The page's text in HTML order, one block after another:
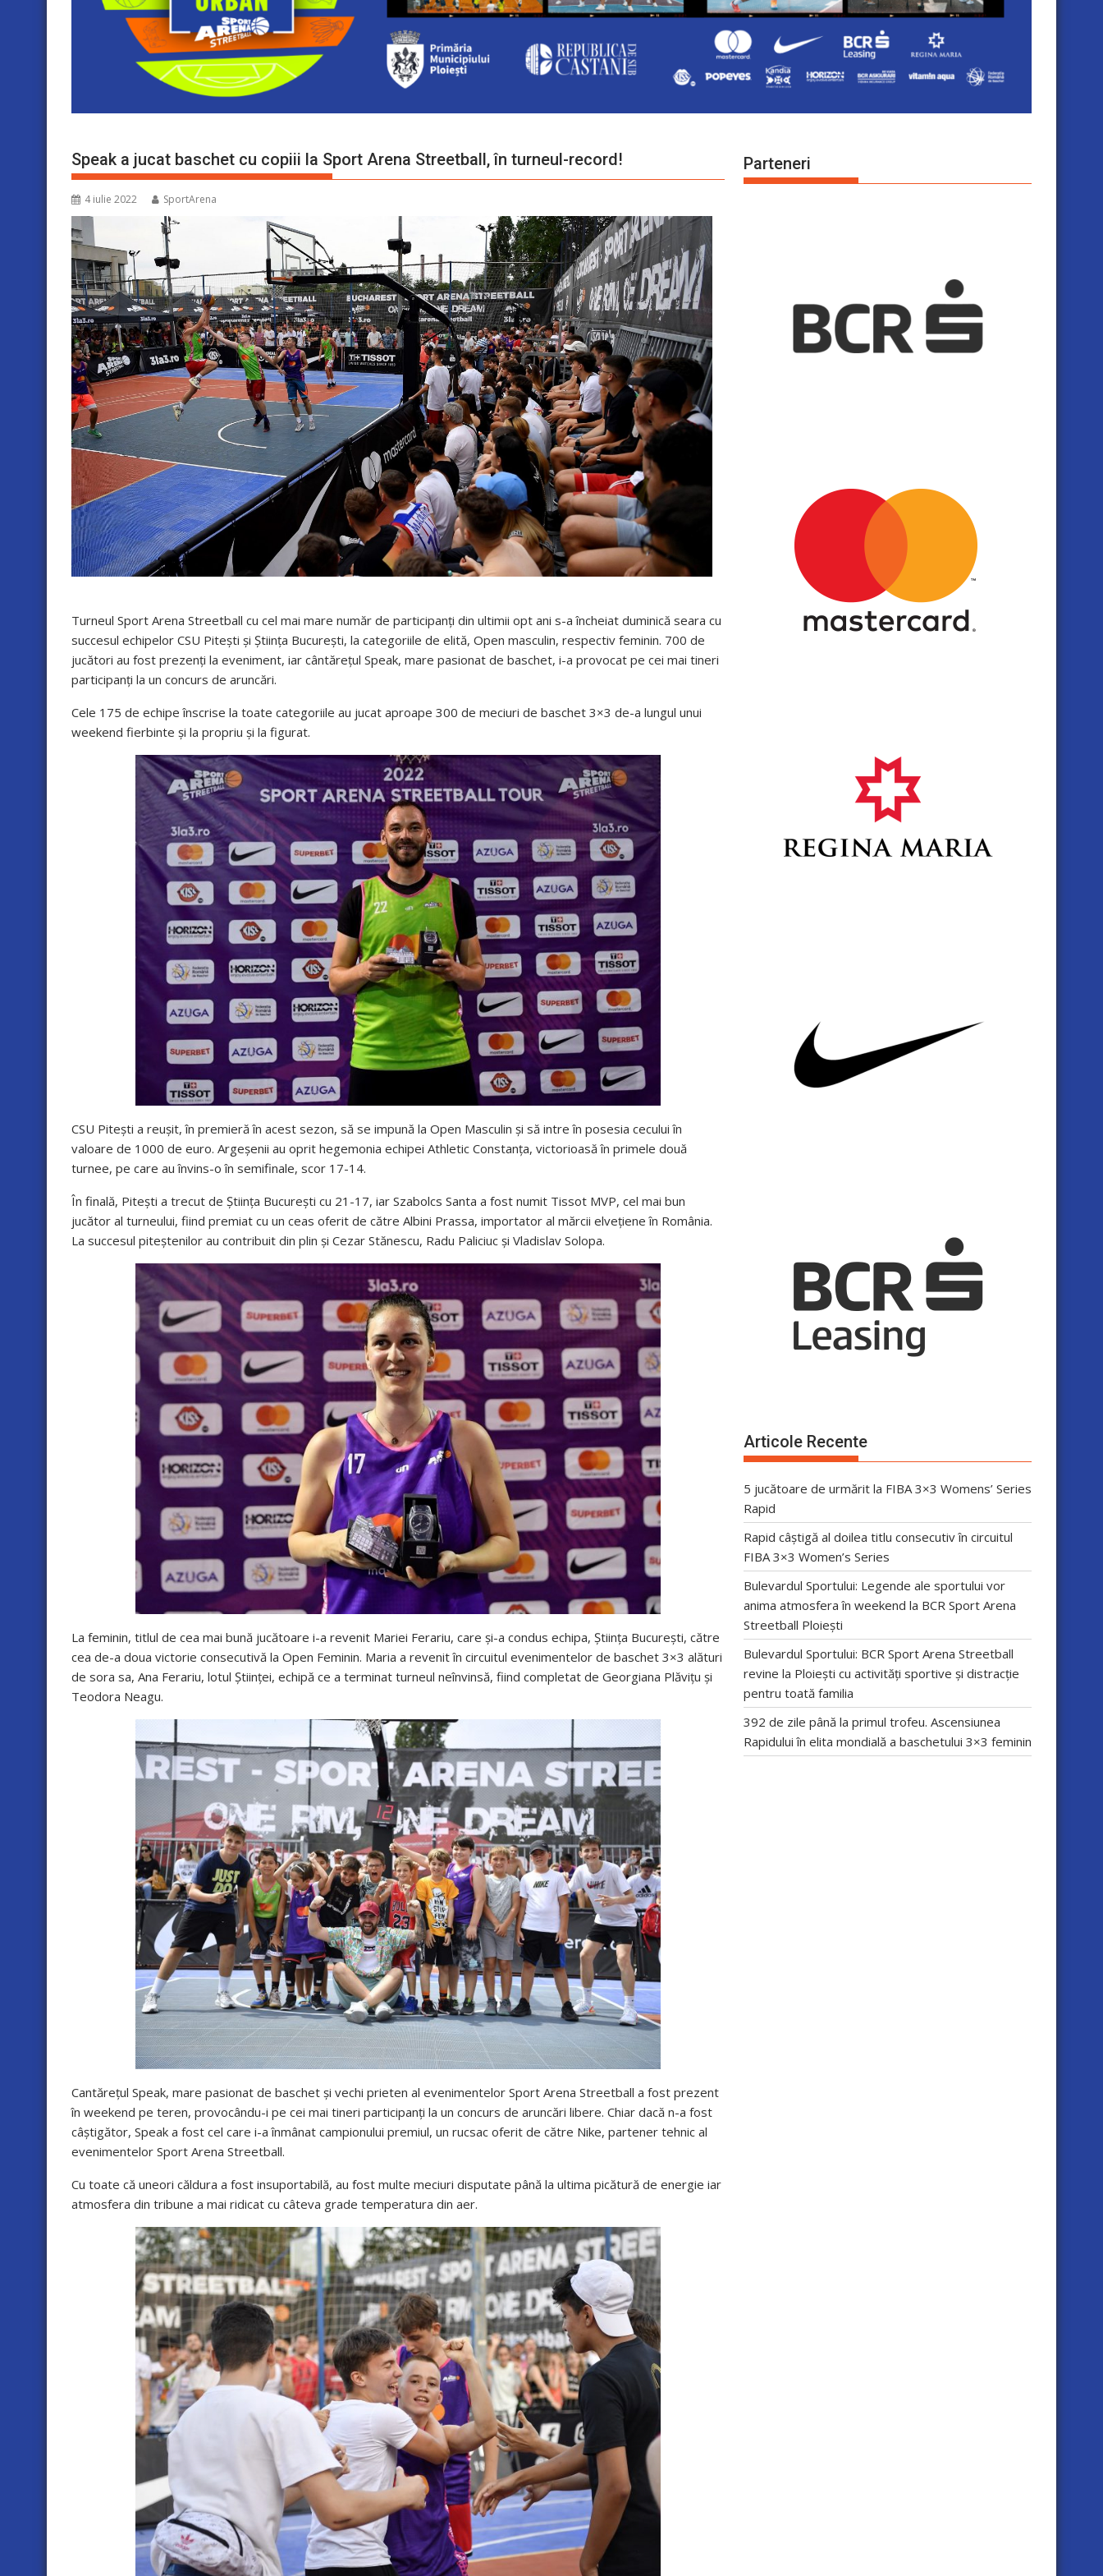
Speak a jucat baschet cu copiii la Sport Arena Streetball, în turneul-record!
4 iulie 2022 SportArena
Turneul Sport Arena Streetball cu cel mai mare număr de participanți din ultimii opt ani s-a încheiat duminică seara cu
succesul echipelor CSU Pitești și Știința București, la categoriile de elită, Open masculin, respectiv feminin. 700 de
jucători au fost prezenți la eveniment, iar cântărețul Speak, mare pasionat de baschet, i-a provocat pe cei mai tineri
participanți la un concurs de aruncări.
Cele 175 de echipe înscrise la toate categoriile au jucat aproape 300 de meciuri de baschet 3×3 de-a lungul unui
weekend fierbinte și la propriu și la figurat.
CSU Pitești a reușit, în premieră în acest sezon, să se impună la Open Masculin și să intre în posesia cecului în
valoare de 1000 de euro. Argeșenii au oprit hegemonia echipei Athletic Constanța, victorioasă în primele două
turnee, pe care au învins-o în semifinale, scor 17-14.
În finală, Pitești a trecut de Știința București cu 21-17, iar Szabolcs Santa a fost numit Tissot MVP, cel mai bun
jucător al turneului, fiind premiat cu un ceas oferit de către Albini Prassa, importator al mărcii elvețiene în România.
La succesul piteștenilor au contribuit din plin și Cezar Stănescu, Radu Paliciuc și Vladislav Solopa.
La feminin, titlul de cea mai bună jucătoare i-a revenit Mariei Ferariu, care și-a condus echipa, Știința București, către
cea de-a doua victorie consecutivă la Open Feminin. Maria a revenit în circuitul evenimentelor de baschet 3×3 alături
de sora sa, Ana Ferariu, lotul Științei, echipă ce a terminat turneul neînvinsă, fiind completat de Georgiana Plăvițu și
Teodora Neagu.
Cantărețul Speak, mare pasionat de baschet și vechi prieten al evenimentelor Sport Arena Streetball a fost prezent
în weekend pe teren, provocându-i pe cei mai tineri participanți la un concurs de aruncări libere. Chiar dacă n-a fost
câștigător, Speak a fost cel care i-a înmânat campionului premiul, un rucsac oferit de către Nike, partener tehnic al
evenimentelor Sport Arena Streetball.
Cu toate că uneori căldura a fost insuportabilă, au fost multe meciuri disputate până la ultima picătură de energie iar
atmosfera din tribune a mai ridicat cu câteva grade temperatura din aer.
Parteneri
Articole Recente
5 jucătoare de urmărit la FIBA 3×3 Womens’ Series
Rapid
Rapid câștigă al doilea titlu consecutiv în circuitul
FIBA 3×3 Women’s Series
Bulevardul Sportului: Legende ale sportului vor
anima atmosfera în weekend la BCR Sport Arena
Streetball Ploiești
Bulevardul Sportului: BCR Sport Arena Streetball
revine la Ploiești cu activități sportive și distracție
pentru toată familia
392 de zile până la primul trofeu. Ascensiunea
Rapidului în elita mondială a baschetului 3×3 feminin